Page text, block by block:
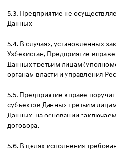
5.3. Предприятие не
Данных.
5.4. В случаях, установленных
Узбекистан, Предприятие
Данных третьим лицам
органам власти и управления
5.5. Предприятие вправе
субъектов Данных третьим
Данных, на основании
договора.
5.6. В целях исполнения